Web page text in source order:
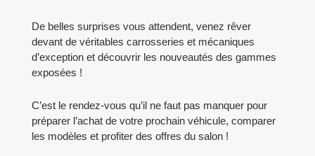
De belles surprises vous attendent, venez rêver
devant de véritables carrosseries et mécaniques
d’exception et découvrir les nouveautés des gammes
exposées !
C’est le rendez-vous qu’il ne faut pas manquer pour
préparer l’achat de votre prochain véhicule, comparer
les modèles et profiter des offres du salon !